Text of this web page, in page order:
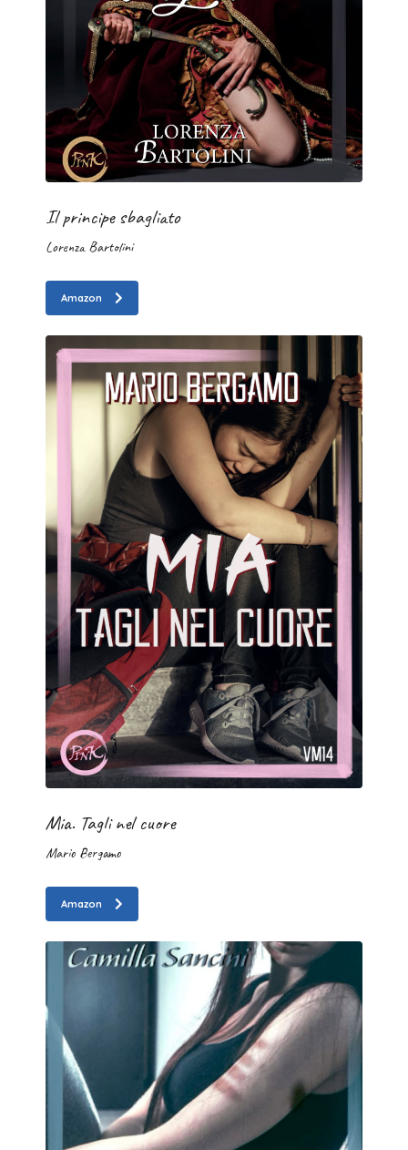
Il principe sbagliato
Lorenza Bartolini
Amazon
Mia. Tagli nel cuore
Mario Bergamo
Amazon